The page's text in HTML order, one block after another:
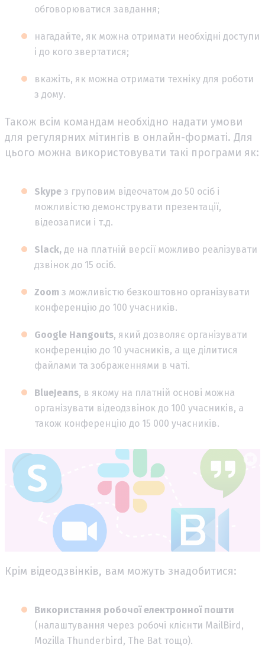
обговорюватися завдання;
нагадайте, як можна отримати необхідні доступи
і до кого звертатися;
вкажіть, як можна отримати техніку для роботи
з дому.
Також всім командам необхідно надати умови
для регулярних мітингів в онлайн-форматі. Для
цього можна використовувати такі програми як:
Skype з груповим відеочатом до 50 осіб і
можливістю демонструвати презентації,
відеозаписи і т.д.
Slack, де на платній версії можливо реалізувати
дзвінок до 15 осіб.
Zoom з можливістю безкоштовно організувати
конференцію до 100 учасників.
Google Hangouts, який дозволяє організувати
конференцію до 10 учасників, а ще ділитися
файлами та зображеннями в чаті.
BlueJeans, в якому на платній основі можна
організувати відеодзвінок до 100 учасників, а
також конференцію до 15 000 учасників.
Крім відеодзвінків, вам можуть знадобитися:
Використання робочої електронної пошти
(налаштування через робочі клієнти MailBird,
Mozilla Thunderbird, The Bat тощо).